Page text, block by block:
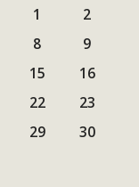
1
2
8
9
15
16
22
23
29
30